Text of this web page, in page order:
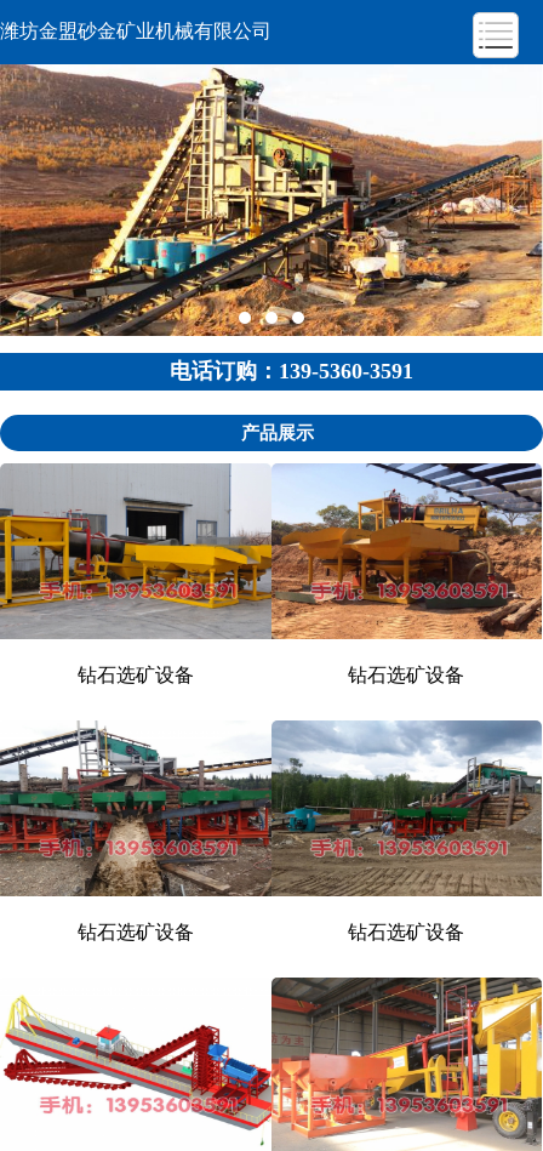
潍坊金盟砂金矿业机械有限公司
电话订购：139-5360-3591
产品展示
钻石选矿设备 钻石选矿设备
钻石选矿设备 钻石选矿设备